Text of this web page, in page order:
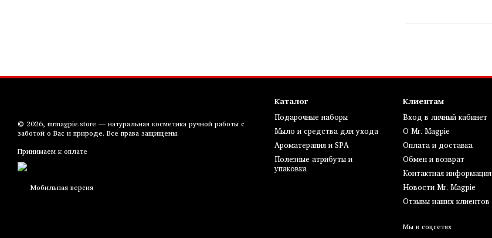
© 2026, mrmagpie.store — натуральная косметика ручной работы с
заботой о Вас и природе. Все права защищены.
Принимаем к оплате
Мобильная версия
Каталог
Подарочные наборы
Мыло и средства для ухода
Ароматерапия и SPA
Полезные атрибуты и
упаковка
Клиентам
Вход в личный кабинет
О Mr. Magpie
Оплата и доставка
Обмен и возврат
Контактная информация
Новости Mr. Magpie
Отзывы наших клиентов
Мы в соцсетях